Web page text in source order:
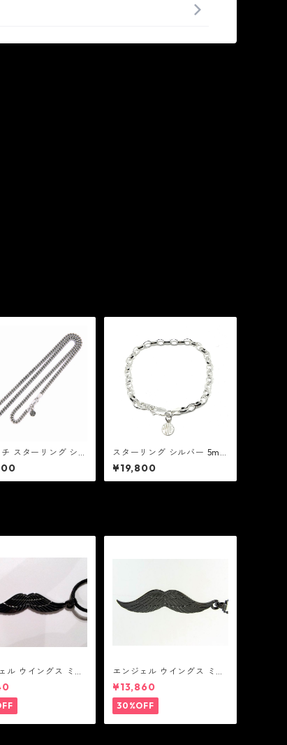
スターリング シル
チェーン：MIC ミ
スターリング シルバー 5mm
オーバル リンク チェーン ブ
レスレット：MIC ミック
¥19,800
ル ウイングス ミデ
ンダント ブラック
ング（サテンコー
エンジェル ウイングス ミデ
ィアム ペンダント ブラック
¥13,860
30%OFF